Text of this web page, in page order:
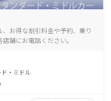
お得な割引料金や予約、乗り
舗にお電話ください。
・ミドル